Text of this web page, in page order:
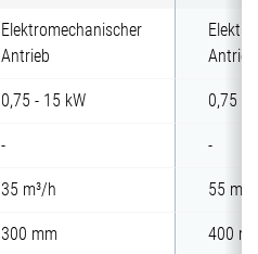
Elektromechanischer
Antrieb
Antrieb
0,75 - 15 kW 0,75 -
- -
35 m³/h 55
300 mm 400